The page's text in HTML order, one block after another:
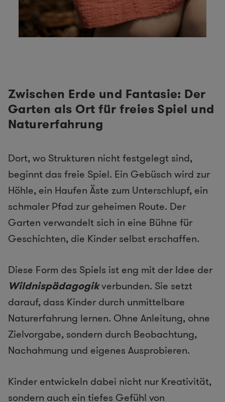
Zwischen Erde und Fantasie: Der
Garten als Ort für freies Spiel und
Naturerfahrung
Dort, wo Strukturen nicht festgelegt sind,
beginnt das freie Spiel. Ein Gebüsch wird zur
Höhle, ein Haufen Äste zum Unterschlupf, ein
schmaler Pfad zur geheimen Route. Der
Garten verwandelt sich in eine Bühne für
Geschichten, die Kinder selbst erschaffen.
Diese Form des Spiels ist eng mit der Idee der
Wildnispädagogikverbunden. Sie setzt
darauf, dass Kinder durch unmittelbare
Naturerfahrung lernen. Ohne Anleitung, ohne
Zielvorgabe, sondern durch Beobachtung,
Nachahmung und eigenes Ausprobieren.
Kinder entwickeln dabei nicht nur Kreativität,
sondern auch ein tiefes Gefühl von